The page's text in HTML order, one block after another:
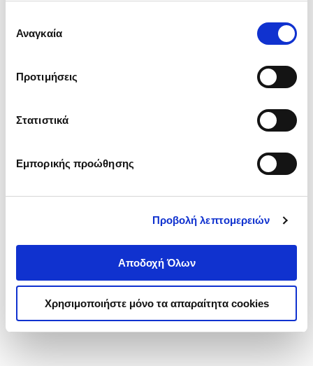
ενδιαφέρουν και να επιλέξετε από τα παρακάτω με την
΄΄και να ενημερωθείτε σχετικά με
συγκατάθεσης
Αναγκαία
Προτιμήσεις
Στατιστικά
Εμπορικής προώθησης
Προβολή λεπτομερειών
Αποδοχή Όλων
Χρησιμοποιήστε μόνο τα απαραίτητα cookies